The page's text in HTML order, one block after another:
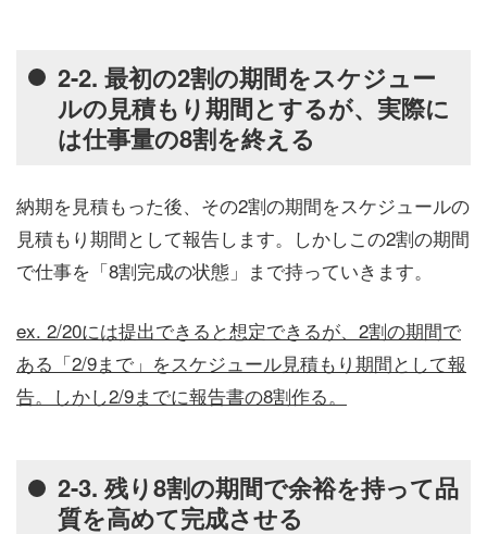
2-2. 最初の2割の期間をスケジュー
ルの見積もり期間とするが、実際に
は仕事量の8割を終える
納期を見積もった後、その2割の期間をスケジュールの
見積もり期間として報告します。しかしこの2割の期間
で仕事を「8割完成の状態」まで持っていきます。
ex. 2/20には提出できると想定できるが、2割の期間で
ある「2/9まで」をスケジュール見積もり期間として報
告。しかし2/9までに報告書の8割作る。
2-3. 残り8割の期間で余裕を持って品
質を高めて完成させる